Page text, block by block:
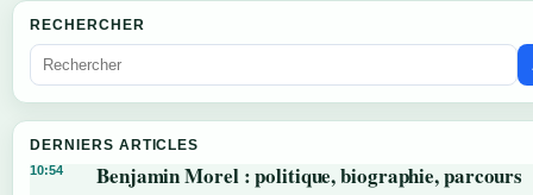
RECHERCHER
DERNIERS ARTICLES
10:54 Benjamin Morel : politique, biographie, parcours